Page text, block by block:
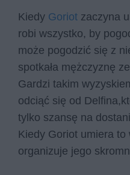
Kiedy Goriot zaczyna
robi wszystko, by
może pogodzić się z
spotkała mężczyznę
Gardzi takim
odciąć się od
tylko szansę na
Kiedy Goriot umiera to
organizuje jego